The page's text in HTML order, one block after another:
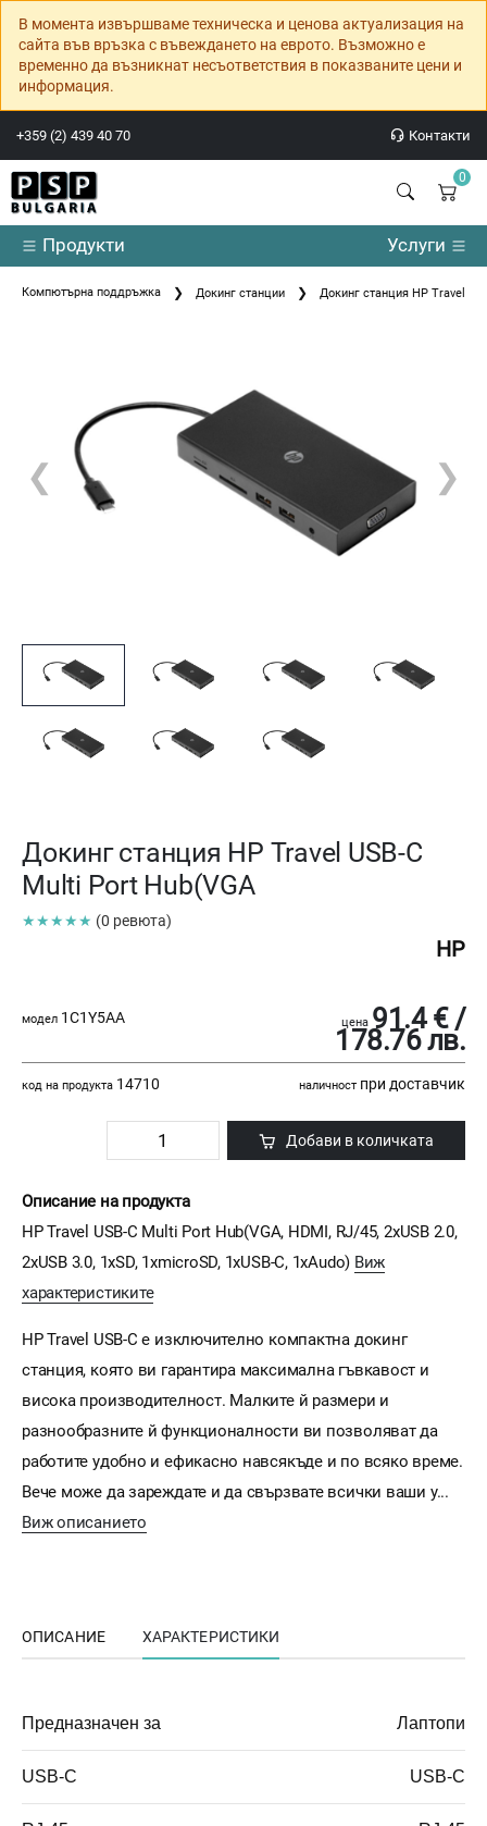
В момента извършваме техническа и ценова актуализация на
сайта във връзка с въвеждането на еврото. Възможно е
временно да възникнат несъответствия в показваните цени и
информация.
+359 (2) 439 40 70 Контакти
0
Продукти Услуги
Компютърна поддръжка Докинг станции Докинг станция HP Travel
❮ ❯
Докинг станция HP Travel USB-C
Multi Port Hub(VGA
★★★★★ (0 ревюта)
HP
модел 1C1Y5AA цена 91.4 € /
178.76 лв.
код на продукта 14710 наличност при доставчик
Добави в количката
Описание на продукта
HP Travel USB-C Multi Port Hub(VGA, HDMI, RJ/45, 2xUSB 2.0,
2xUSB 3.0, 1xSD, 1xmicroSD, 1xUSB-C, 1xAudo) Виж
характеристиките
HP Travel USB-C е изключително компактна докинг
станция, която ви гарантира максимална гъвкавост и
висока производителност. Малките й размери и
разнообразните й функционалности ви позволяват да
работите удобно и ефикасно навсякъде и по всяко време.
Вече може да зареждате и да свързвате всички ваши у...
Виж описанието
ОПИСАНИЕ ХАРАКТЕРИСТИКИ
Предназначен за Лаптопи
USB-C USB-C